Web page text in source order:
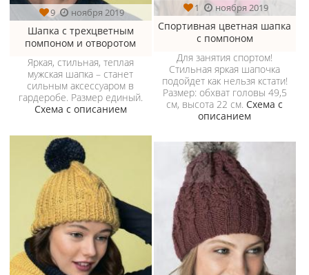
1 ноября 2019
Спортивная цветная шапка
с помпоном
Для занятия спортом!
Стильная яркая шапочка
подойдет как нельзя кстати!
Размер: обхват головы 49,5
см, высота 22 см. Схема с
описанием
9 ноября 2019
Шапка с трехцветным
помпоном и отворотом
Яркая, стильная, теплая
мужская шапка – станет
сильным аксессуаром в
гардеробе. Размер единый.
Схема с описанием